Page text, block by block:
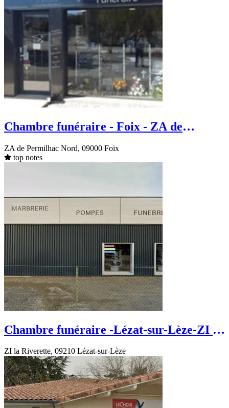
Chambre funéraire - Foix - ZA de
ZA de Permilhac Nord, 09000 Foix
top notes
Chambre funéraire -Lézat-sur-Lèze-ZI la
ZI la Riverette, 09210 Lézat-sur-Lèze